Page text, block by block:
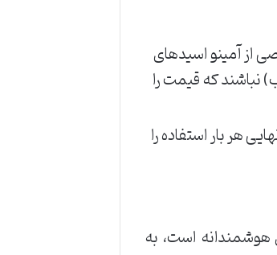
از آمینو اسیدهای
که قیمت را
هر بار استفاده را
هوشمندانه است، به